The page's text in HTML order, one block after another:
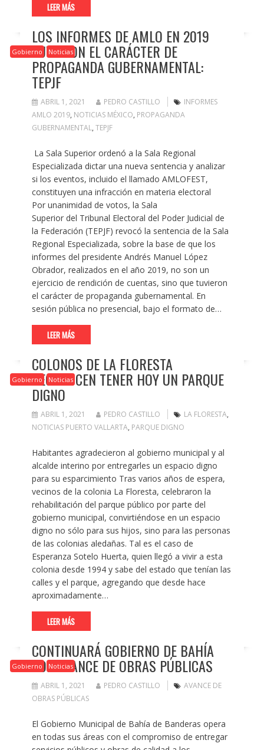
LEER MÁS
Gobierno Noticias
LOS INFORMES DE AMLO EN 2019
TUVIERON EL CARÁCTER DE
PROPAGANDA GUBERNAMENTAL:
TEPJF
ABRIL 1, 2021 PEDRO CASTILLO
INFORMES
AMLO 2019, NOTICIAS MÉXICO, PROPAGANDA
GUBERNAMENTAL, TEPJF
La Sala Superior ordenó a la Sala Regional
Especializada dictar una nueva sentencia y analizar
si los eventos, incluido el llamado AMLOFEST,
constituyen una infracción en materia electoral
Por unanimidad de votos, la Sala
Superior del Tribunal Electoral del Poder Judicial de
la Federación (TEPJF) revocó la sentencia de la Sala
Regional Especializada, sobre la base de que los
informes del presidente Andrés Manuel López
Obrador, realizados en el año 2019, no son un
ejercicio de rendición de cuentas, sino que tuvieron
el carácter de propaganda gubernamental. En
sesión pública no presencial, bajo el formato de…
LEER MÁS
Gobierno Noticias
COLONOS DE LA FLORESTA
RECONOCEN TENER HOY UN PARQUE
DIGNO
ABRIL 1, 2021 PEDRO CASTILLO LA FLORESTA,
NOTICIAS PUERTO VALLARTA, PARQUE DIGNO
Habitantes agradecieron al gobierno municipal y al
alcalde interino por entregarles un espacio digno
para su esparcimiento Tras varios años de espera,
vecinos de la colonia La Floresta, celebraron la
rehabilitación del parque público por parte del
gobierno municipal, convirtiéndose en un espacio
digno no sólo para sus hijos, sino para las personas
de las colonias aledañas. Tal es el caso de
Esperanza Sotelo Huerta, quien llegó a vivir a esta
colonia desde 1994 y sabe del estado que tenían las
calles y el parque, agregando que desde hace
aproximadamente…
LEER MÁS
Gobierno Noticias
CONTINUARÁ GOBIERNO DE BAHÍA
CON AVANCE DE OBRAS PÚBLICAS
ABRIL 1, 2021 PEDRO CASTILLO
AVANCE DE
OBRAS PÚBLICAS
El Gobierno Municipal de Bahía de Banderas opera
en todas sus áreas con el compromiso de entregar